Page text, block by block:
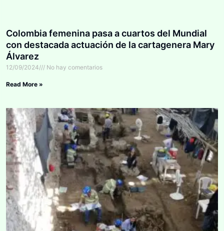
Colombia femenina pasa a cuartos del Mundial
con destacada actuación de la cartagenera Mary
Álvarez
12/09/2024 No hay comentarios
Read More »